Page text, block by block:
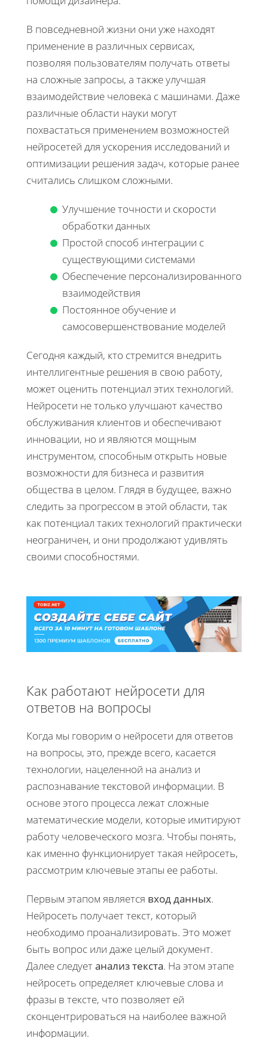
В повседневной жизни они уже находят
применение в различных сервисах,
позволяя пользователям получать ответы
на сложные запросы, а также улучшая
взаимодействие человека с машинами. Даже
различные области науки могут
похвастаться применением возможностей
нейросетей для ускорения исследований и
оптимизации решения задач, которые ранее
считались слишком сложными.
Улучшение точности и скорости
обработки данных
Простой способ интеграции с
существующими системами
Обеспечение персонализированного
взаимодействия
Постоянное обучение и
самосовершенствование моделей
Сегодня каждый, кто стремится внедрить
интеллигентные решения в свою работу,
может оценить потенциал этих технологий.
Нейросети не только улучшают качество
обслуживания клиентов и обеспечивают
инновации, но и являются мощным
инструментом, способным открыть новые
возможности для бизнеса и развития
общества в целом. Глядя в будущее, важно
следить за прогрессом в этой области, так
как потенциал таких технологий практически
неограничен, и они продолжают удивлять
своими способностями.
Как работают нейросети для
ответов на вопросы
Когда мы говорим о нейросети для ответов
на вопросы, это, прежде всего, касается
технологии, нацеленной на анализ и
распознавание текстовой информации. В
основе этого процесса лежат сложные
математические модели, которые имитируют
работу человеческого мозга. Чтобы понять,
как именно функционирует такая нейросеть,
рассмотрим ключевые этапы ее работы.
Первым этапом является вход данных.
Нейросеть получает текст, который
необходимо проанализировать. Это может
быть вопрос или даже целый документ.
Далее следуетанализ текста. На этом этапе
нейросеть определяет ключевые слова и
фразы в тексте, что позволяет ей
сконцентрироваться на наиболее важной
информации.